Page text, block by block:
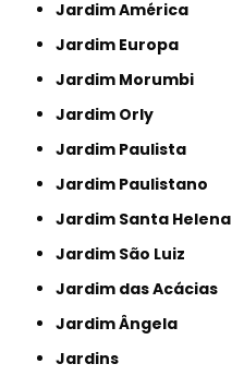
Jardim América
Jardim Europa
Jardim Morumbi
Jardim Orly
Jardim Paulista
Jardim Paulistano
Jardim Santa Helena
Jardim São Luiz
Jardim das Acácias
Jardim Ângela
Jardins